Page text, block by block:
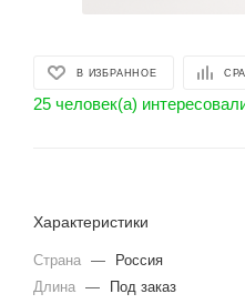
В ИЗБРАННОЕ
25 человек(а)
Характеристики
Страна —
Россия
Длина —
Под заказ